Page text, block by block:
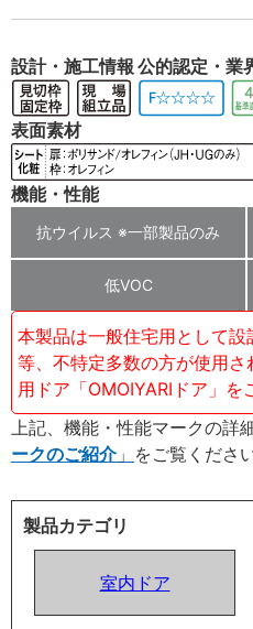
設計・施工情報 公的認定・業
表面素材
機能・性能
抗ウイルス ※一部製品のみ
低VOC
本製品は一般住宅用として
等、不特定多数の方が使用
用ドア「OMOIYARIドア」を
上記、機能・性能マークの詳
ークのご紹介
をご覧ください
製品カテゴリ
室内ドア